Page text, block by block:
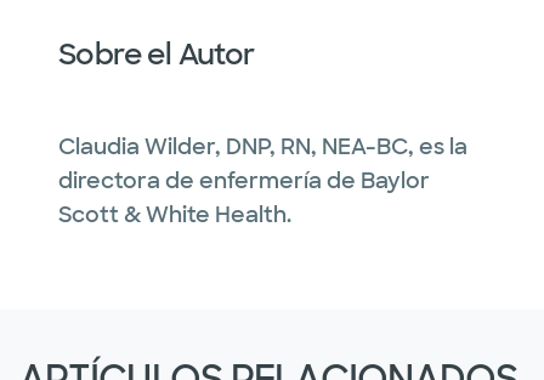
Sobre el Autor
Claudia Wilder, DNP, RN, NEA-BC, es la
directora de enfermería de Baylor
Scott & White Health.